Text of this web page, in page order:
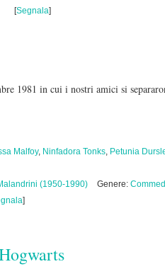
[Segnala]
1981 in cui i nostri amici si
Malfoy, Ninfadora Tonks, Petunia
(1950-1990) Genere:
]